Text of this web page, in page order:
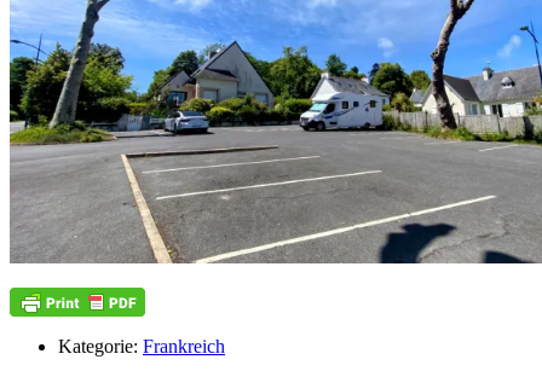
Kategorie: Frankreich